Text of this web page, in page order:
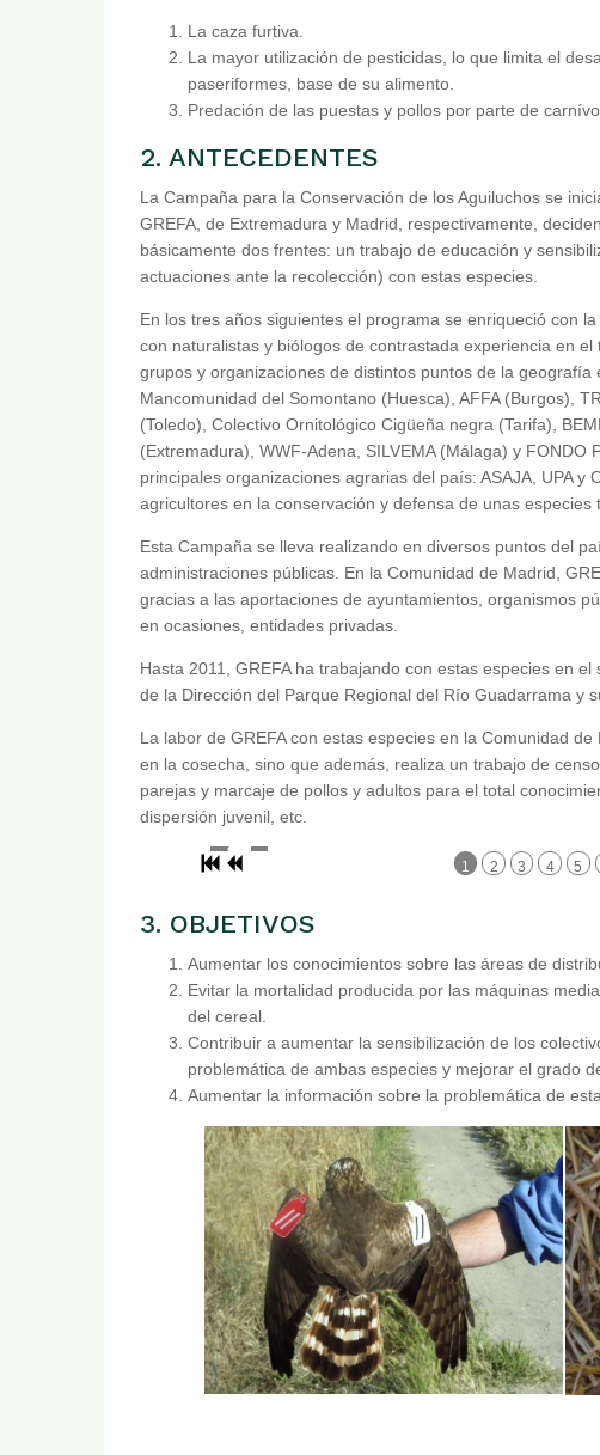
La caza furtiva.
La mayor utilización de pesticidas, lo que limita el
paseriformes, base de su alimento.
Predación de las puestas y pollos por parte de
2. ANTECEDENTES
La Campaña para la Conservación de los Aguiluchos se
GREFA, de Extremadura y Madrid, respectivamente,
básicamente dos frentes: un trabajo de educación y
actuaciones ante la recolección) con estas especies.
En los tres años siguientes el programa se enriqueció con
con naturalistas y biólogos de contrastada experiencia en
grupos y organizaciones de distintos puntos de la geografía
Mancomunidad del Somontano (Huesca), AFFA (Burgos),
(Toledo), Colectivo Ornitológico Cigüeña negra (Tarifa),
(Extremadura), WWF-Adena, SILVEMA (Málaga) y FONDO
principales organizaciones agrarias del país: ASAJA, UPA
agricultores en la conservación y defensa de unas
Esta Campaña se lleva realizando en diversos puntos del
administraciones públicas. En la Comunidad de Madrid,
gracias a las aportaciones de ayuntamientos, organismos
en ocasiones, entidades privadas.
Hasta 2011, GREFA ha trabajando con estas especies en
de la Dirección del Parque Regional del Río Guadarrama y
La labor de GREFA con estas especies en la Comunidad
en la cosecha, sino que además, realiza un trabajo de
parejas y marcaje de pollos y adultos para el total
dispersión juvenil, etc.
1 2 3 4 5
3. OBJETIVOS
Aumentar los conocimientos sobre las áreas de
Evitar la mortalidad producida por las máquinas
del cereal.
Contribuir a aumentar la sensibilización de los
problemática de ambas especies y mejorar el grado
Aumentar la información sobre la problemática de